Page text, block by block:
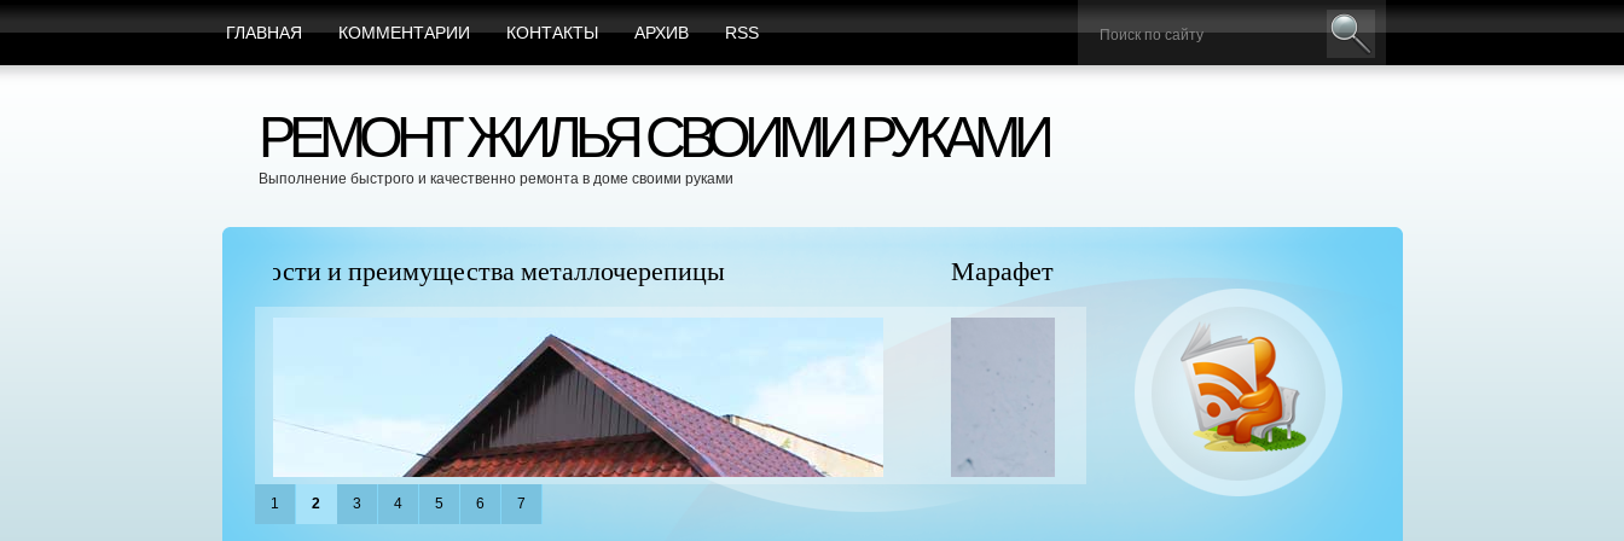
ГЛАВНАЯ КОММЕНТАРИИ КОНТАКТЫ АРХИВ RSS
РЕМОНТ ЖИЛЬЯ СВОИМИ РУКАМИ
Выполнение быстрого и качественно ремонта в доме своими руками
Марафет Поможет с Любыми Видами Вредителей
1 2 3 4 5 6 7